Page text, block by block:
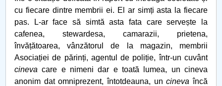
Pandemie și simptome – o analiză semiotică
Simboluri care să reziste ȋn vremuri de pandemie
Simone de Beauvoir
cu fiecare dintre membrii ei. El ar simți asta la fiecare
pas. L-ar face să simtă asta fata care servește la
cafenea, stewardesa, camarazii, prietena,
învățătoarea, vânzătorul de la magazin, membrii
Asociației de părinți, agentul de poliție, într-un cuvânt
cineva care e nimeni dar e toată lumea, un cineva
anonim dat omniprezent, întotdeauna, uncineva încă